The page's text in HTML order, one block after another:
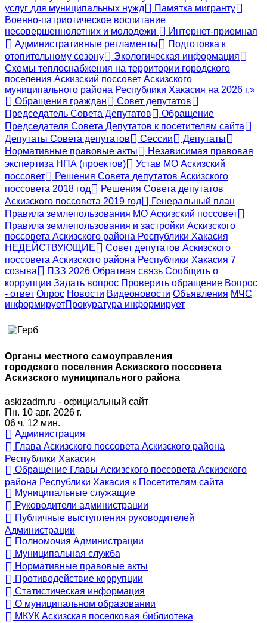
услуг для муниципальных нужд
Памятка мигранту
Военно-патриотическое воспитание
несовершеннолетних и молодежи
Интернет-приемная
Административные регламенты
Подготовка к
отопительному сезону
Экологическая информация
Схемы теплоснабжения на территории городского
поселения Аскизский поссовет Аскизского
муниципального района Республики Хакасия на 2026 г.»
Обращения граждан
Совет депутатов
Председатель Совета Депутатов
Обращение
Председателя Совета Депутатов к посетителям сайта
Депутаты Совета депутатов
Сессии
Депутаты
Нормативные правовые акты
Независимая правовая
экспертиза НПА (проектов)
Устав МО Аскизский
поссовет
Решения Совета депутатов Аскизского
поссовета 2018 год
Решения Совета депутатов
Аскизского поссовета 2019 год
Генеральный план
Правила землепользования МО Аскизский поссовет
Правила землепользования и застройки Аскизского
поссовета Аскизского района Республики Хакасия
НЕДЕЙСТВУЮЩИЕ
Совет депутатов Аскизского
поссовета Аскизского района Республики Хакасия 7
созыва
ПЗЗ 2026 Обратная связь Сообщить о
коррупции Задать вопрос Проверить обращение Вопрос
- ответ Опрос Новости Видеоновости Объявления МЧС
информируетПрокуратура информирует
Органы местного самоуправления
городского поселения Аскизского поссовета
Аскизского муниципального района
askizadm.ru - официальный сайт
Пн. 10 авг. 2026 г.
06 ч. 12 мин.
Администрация
Глава Аскизского поссовета Аскизского района
Республики Хакасия
Обращение Главы Аскизского поссовета Аскизского
района Республики Хакасия к Посетителям сайта
Муниципальные служащие
Руководители администрации
Публичные выступления руководителей
Администрации
Полномочия Администрации
Муниципальная служба
Нормативные правовые акты
Противодействие коррупции
Статистическая информация
О муниципальном образовании
МКУК Аскизская поселковая библиотека